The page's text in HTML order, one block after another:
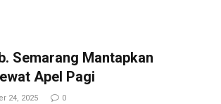
Semarang Mantapkan
Apel Pagi
24, 2025 0